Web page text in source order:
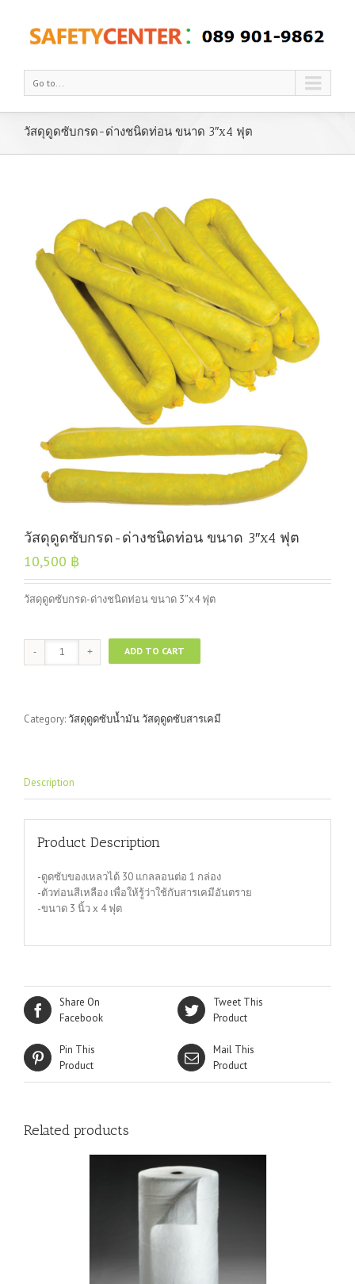
Go to...
วัสดุดูดซับกรด-ด่างชนิดท่อน ขนาด 3″x4 ฟุต
วัสดุดูดซับกรด-ด่างชนิดท่อน ขนาด 3″x4 ฟุต
10,500 ฿
วัสดุดูดซับกรด-ด่างชนิดท่อน ขนาด 3″x4 ฟุต
วัสดุ
ดูด
ชนิด
ฟุต
ADD TO CART
Category:วัสดุดูดซับน้ำมัน วัสดุดูดซับสารเคมี
Description
Product Description
-ดูดซับของเหลวได้ 30 แกลลอนต่อ 1 กล่อง
-ตัวท่อนสีเหลือง เพื่อให้รู้ว่าใช้กับสารเคมีอันตราย
-ขนาด 3 นิ้ว x 4 ฟุต
Share On
Facebook
Tweet This
Product
Pin This
Product
Mail This
Product
Related products